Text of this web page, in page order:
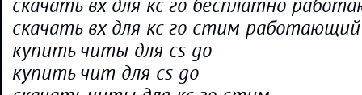
скачать вх для кс го бесплатно
скачать вх для кс го стим работающий
купить читы для cs go
купить чит для cs go